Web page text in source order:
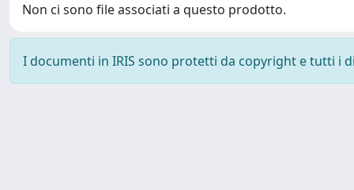
Non ci sono file associati a questo prodotto.
I documenti in IRIS sono protetti da copyright e tutti i